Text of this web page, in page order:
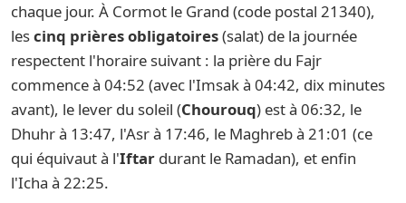
chaque jour. À Cormot le Grand (code postal 21340),
lescinq prières obligatoires(salat) de la journée
respectent l'horaire suivant : la prière du Fajr
commence à 04:52 (avec l'Imsak à 04:42, dix minutes
avant), le lever du soleil (Chourouq) est à 06:32, le
Dhuhr à 13:47, l'Asr à 17:46, le Maghreb à 21:01 (ce
qui équivaut à l'Iftar durant le Ramadan), et enfin
l'Icha à 22:25.